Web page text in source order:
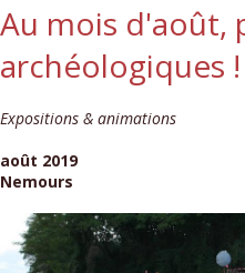
Au mois d'août,
archéologiques !
Expositions & animations
août 2019
Nemours